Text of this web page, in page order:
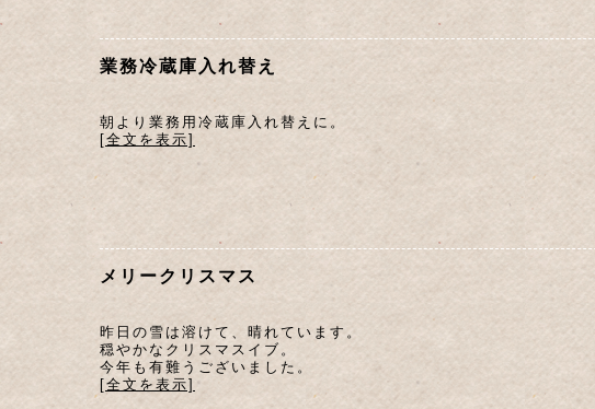
業務冷蔵庫入れ替え
朝より業務用冷蔵庫入れ替えに。
[全文を表示]
メリークリスマス
昨日の雪は溶けて、晴れています。
穏やかなクリスマスイブ。
今年も有難うございました。
[全文を表示]